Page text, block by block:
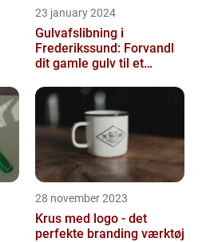
23 january 2024
Gulvafslibning i
Frederikssund: Forvandl
dit gamle gulv til et
28 november 2023
Krus med logo - det
perfekte branding værktøj